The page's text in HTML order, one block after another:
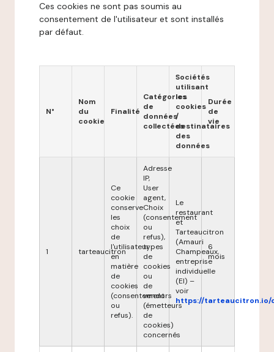
Ces cookies ne sont pas soumis au
consentement de l'utilisateur et sont installés
par défaut.
N°
Nom
du
cookie
Finalité
Catégories
de
données
collectées
Sociétés
utilisant
les
cookies
/
destinataires
des
données
Durée
de
vie
1 tarteaucitron
Ce
cookie
conserve
les
choix
de
l'utilisateur
en
matière
de
cookies
(consentement
ou
refus).
Adresse
IP,
User
agent,
Choix
(consentement
ou
refus),
types
de
cookies
ou
de
vendors
(émetteurs
de
cookies)
concernés
Le
restaurant
et
Tarteaucitron
(Amauri
Champeaux,
entreprise
individuelle
(EI) –
voir
https://tarteaucitron.io/
6
mois